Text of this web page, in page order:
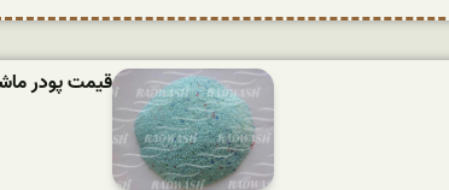
قیمت پودر ماشین